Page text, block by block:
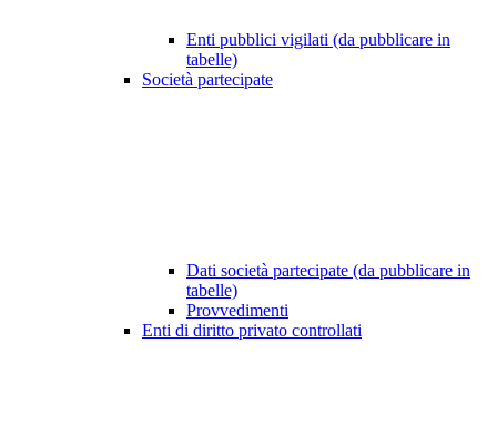
Enti pubblici vigilati (da pubblicare in
tabelle)
Società partecipate
Dati società partecipate (da pubblicare in
tabelle)
Provvedimenti
Enti di diritto privato controllati